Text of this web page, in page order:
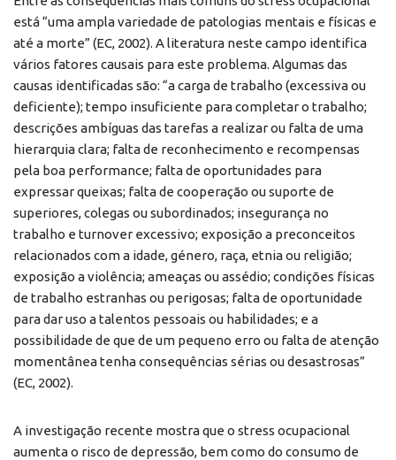
está “uma ampla variedade de patologias mentais e físicas e
até a morte” (EC, 2002). A literatura neste campo identifica
vários fatores causais para este problema. Algumas das
causas identificadas são: “a carga de trabalho (excessiva ou
deficiente); tempo insuficiente para completar o trabalho;
descrições ambíguas das tarefas a realizar ou falta de uma
hierarquia clara; falta de reconhecimento e recompensas
pela boa performance; falta de oportunidades para
expressar queixas; falta de cooperação ou suporte de
superiores, colegas ou subordinados; insegurança no
trabalho e turnover excessivo; exposição a preconceitos
relacionados com a idade, género, raça, etnia ou religião;
exposição a violência; ameaças ou assédio; condições físicas
de trabalho estranhas ou perigosas; falta de oportunidade
para dar uso a talentos pessoais ou habilidades; e a
possibilidade de que de um pequeno erro ou falta de atenção
momentânea tenha consequências sérias ou desastrosas”
(EC, 2002).
A investigação recente mostra que o stress ocupacional
aumenta o risco de depressão, bem como do consumo de